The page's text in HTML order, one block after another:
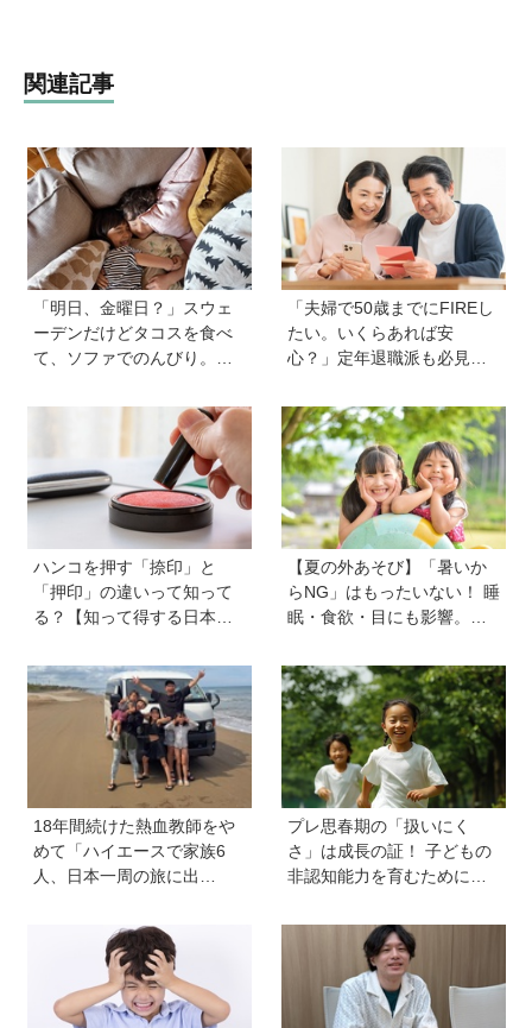
関連記事
「明日、金曜日？」スウェ
ーデンだけどタコスを食べ
て、ソファでのんびり。小
【北欧パパと日本で子育てv
「夫婦で50歳までにFIREし
たい。いくらあれば安
心？」定年退職派も必見！
ロが解説【連載第13回】
ハンコを押す「捺印」と
「押印」の違いって知って
る？【知って得する日本語
【夏の外あそび】「暑いか
らNG」はもったいない！ 睡
眠・食欲・目にも影響。専
トと、猛暑日の室内あそび
の工夫
18年間続けた熱血教師をや
めて「ハイエースで家族6
人、日本一周の旅に出
きっかけに、新たな一歩を
踏み出した教師夫妻の決断
プレ思春期の「扱いにく
さ」は成長の証！ 子どもの
非認知能力を育むために親